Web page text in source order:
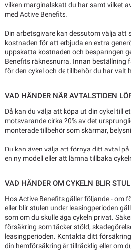
vilken marginalskatt du har samt vilket
med Active Benefits.
Din arbetsgivare kan dessutom välja att
kostnaden för att erbjuda en extra
uppskatta kostnaden och besparingen
Benefits räknesnurra. Innan beställning
för den cykel och de tillbehör du har valt
VAD HÄNDER NÄR AVTALSTIDEN
Då kan du välja att köpa ut din cykel till
motsvarande cirka 20% av det
monterade tillbehör som skärmar,
Du kan även välja att förnya ditt avtal
en ny modell eller att lämna tillbaka
VAD HÄNDER OM CYKELN BLIR
Hos Active Benefits gäller följande - om
eller blir stulen under leasingperioden
som om du skulle äga cykeln privat.
försäkring som täcker stöld,
leasingperioden. Kontakta ditt
din hemförsäkring är tillräcklig eller om